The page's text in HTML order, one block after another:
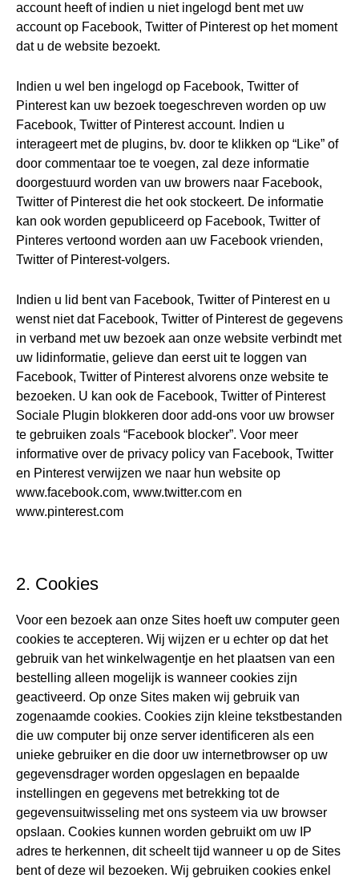
account heeft of indien u niet ingelogd bent met uw
account op Facebook, Twitter of Pinterest op het moment
dat u de website bezoekt.
Indien u wel ben ingelogd op Facebook, Twitter of
Pinterest kan uw bezoek toegeschreven worden op uw
Facebook, Twitter of Pinterest account. Indien u
interageert met de plugins, bv. door te klikken op “Like” of
door commentaar toe te voegen, zal deze informatie
doorgestuurd worden van uw browers naar Facebook,
Twitter of Pinterest die het ook stockeert. De informatie
kan ook worden gepubliceerd op Facebook, Twitter of
Pinteres vertoond worden aan uw Facebook vrienden,
Twitter of Pinterest-volgers.
Indien u lid bent van Facebook, Twitter of Pinterest en u
wenst niet dat Facebook, Twitter of Pinterest de gegevens
in verband met uw bezoek aan onze website verbindt met
uw lidinformatie, gelieve dan eerst uit te loggen van
Facebook, Twitter of Pinterest alvorens onze website te
bezoeken. U kan ook de Facebook, Twitter of Pinterest
Sociale Plugin blokkeren door add-ons voor uw browser
te gebruiken zoals “Facebook blocker”. Voor meer
informative over de privacy policy van Facebook, Twitter
en Pinterest verwijzen we naar hun website op
www.facebook.com, www.twitter.com en
www.pinterest.com
2. Cookies
Voor een bezoek aan onze Sites hoeft uw computer geen
cookies te accepteren. Wij wijzen er u echter op dat het
gebruik van het winkelwagentje en het plaatsen van een
bestelling alleen mogelijk is wanneer cookies zijn
geactiveerd. Op onze Sites maken wij gebruik van
zogenaamde cookies. Cookies zijn kleine tekstbestanden
die uw computer bij onze server identificeren als een
unieke gebruiker en die door uw internetbrowser op uw
gegevensdrager worden opgeslagen en bepaalde
instellingen en gegevens met betrekking tot de
gegevensuitwisseling met ons systeem via uw browser
opslaan. Cookies kunnen worden gebruikt om uw IP
adres te herkennen, dit scheelt tijd wanneer u op de Sites
bent of deze wil bezoeken. Wij gebruiken cookies enkel